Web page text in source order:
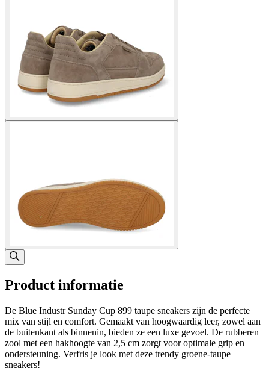
Product informatie
De Blue Industr Sunday Cup 899 taupe sneakers zijn de perfecte
mix van stijl en comfort. Gemaakt van hoogwaardig leer, zowel aan
de buitenkant als binnenin, bieden ze een luxe gevoel. De rubberen
zool met een hakhoogte van 2,5 cm zorgt voor optimale grip en
ondersteuning. Verfris je look met deze trendy groene-taupe
sneakers!